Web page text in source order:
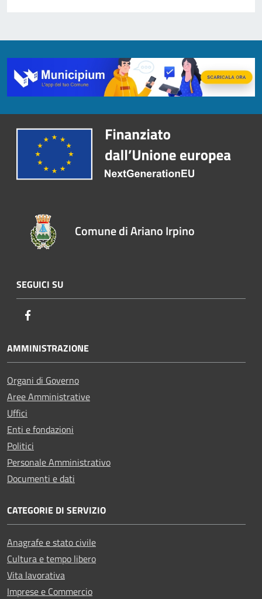
Comune di Ariano Irpino
SEGUICI SU
AMMINISTRAZIONE
Organi di Governo
Aree Amministrative
Uffici
Enti e fondazioni
Politici
Personale Amministrativo
Documenti e dati
CATEGORIE DI SERVIZIO
Anagrafe e stato civile
Cultura e tempo libero
Vita lavorativa
Imprese e Commercio